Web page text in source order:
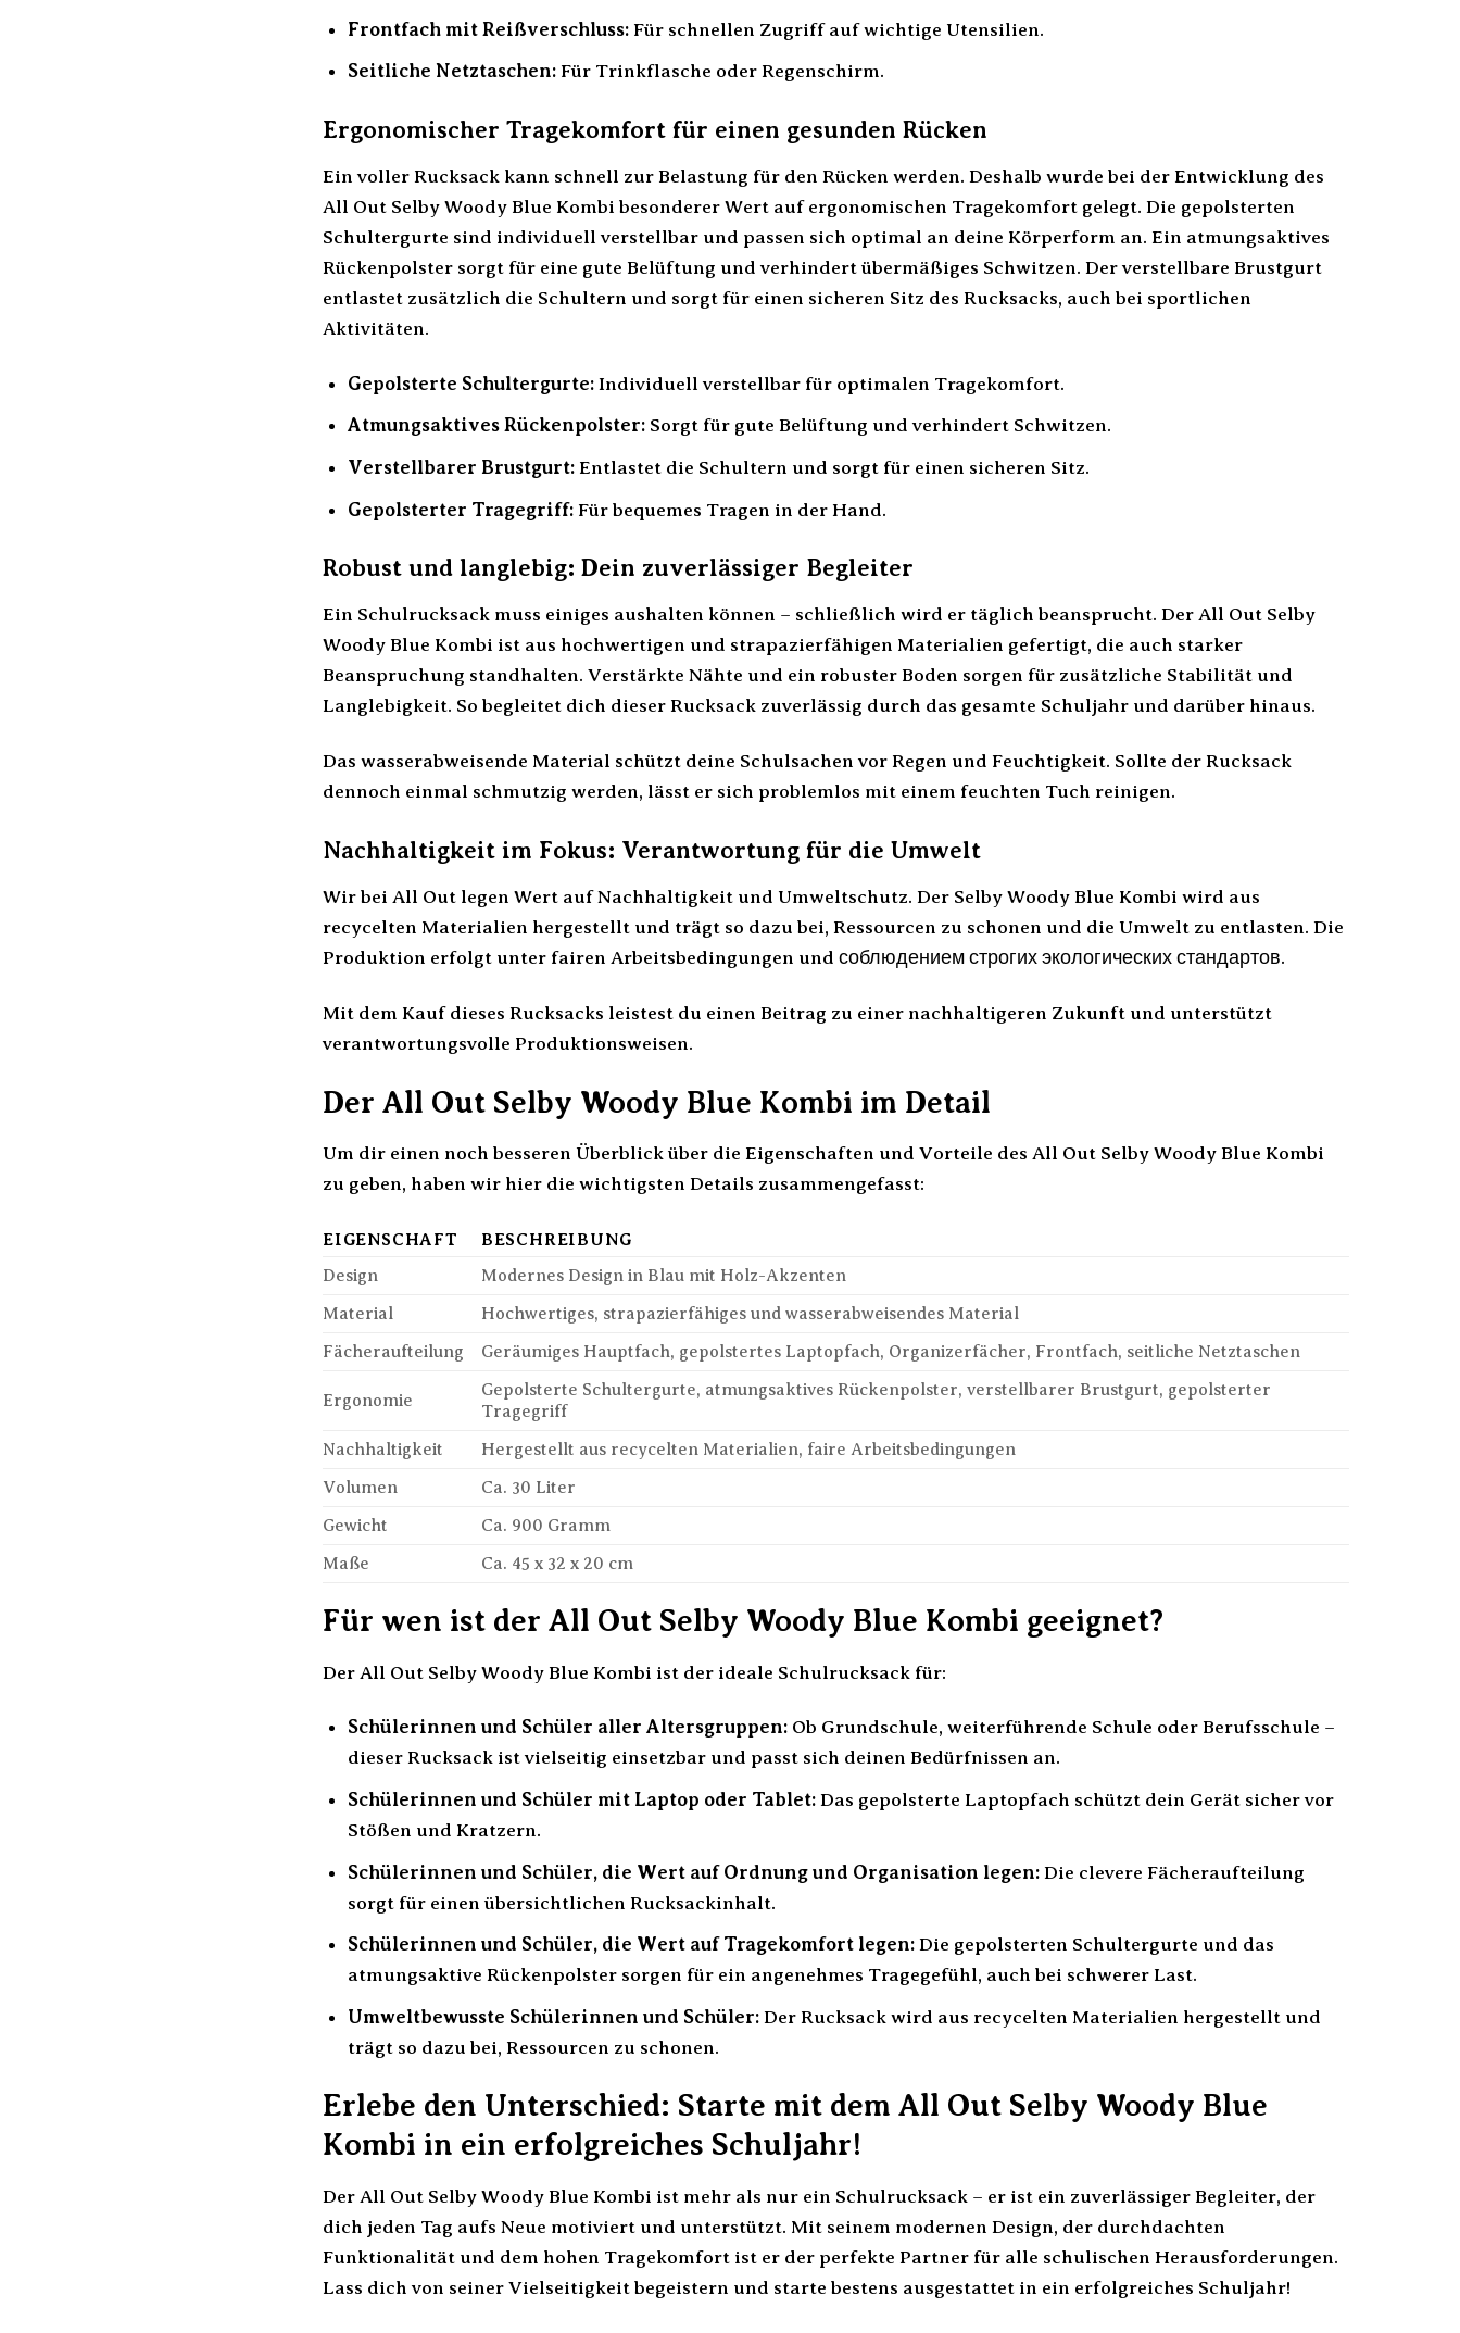
Frontfach mit Reißverschluss:Für schnellen Zugriff auf wichtige Utensilien.
Seitliche Netztaschen:Für Trinkflasche oder Regenschirm.
Ergonomischer Tragekomfort für einen gesunden Rücken
Ein voller Rucksack kann schnell zur Belastung für den Rücken werden. Deshalb wurde bei der Entwicklung des
All Out Selby Woody Blue Kombi besonderer Wert auf ergonomischen Tragekomfort gelegt. Die gepolsterten
Schultergurte sind individuell verstellbar und passen sich optimal an deine Körperform an. Ein atmungsaktives
Rückenpolster sorgt für eine gute Belüftung und verhindert übermäßiges Schwitzen. Der verstellbare Brustgurt
entlastet zusätzlich die Schultern und sorgt für einen sicheren Sitz des Rucksacks, auch bei sportlichen
Aktivitäten.
Gepolsterte Schultergurte:Individuell verstellbar für optimalen Tragekomfort.
Atmungsaktives Rückenpolster:Sorgt für gute Belüftung und verhindert Schwitzen.
Verstellbarer Brustgurt:Entlastet die Schultern und sorgt für einen sicheren Sitz.
Gepolsterter Tragegriff:Für bequemes Tragen in der Hand.
Robust und langlebig: Dein zuverlässiger Begleiter
Ein Schulrucksack muss einiges aushalten können – schließlich wird er täglich beansprucht. Der All Out Selby
Woody Blue Kombi ist aus hochwertigen und strapazierfähigen Materialien gefertigt, die auch starker
Beanspruchung standhalten. Verstärkte Nähte und ein robuster Boden sorgen für zusätzliche Stabilität und
Langlebigkeit. So begleitet dich dieser Rucksack zuverlässig durch das gesamte Schuljahr und darüber hinaus.
Das wasserabweisende Material schützt deine Schulsachen vor Regen und Feuchtigkeit. Sollte der Rucksack
dennoch einmal schmutzig werden, lässt er sich problemlos mit einem feuchten Tuch reinigen.
Nachhaltigkeit im Fokus: Verantwortung für die Umwelt
Wir bei All Out legen Wert auf Nachhaltigkeit und Umweltschutz. Der Selby Woody Blue Kombi wird aus
recycelten Materialien hergestellt und trägt so dazu bei, Ressourcen zu schonen und die Umwelt zu entlasten. Die
Produktion erfolgt unter fairen Arbeitsbedingungen und соблюдением строгих экологических стандартов.
Mit dem Kauf dieses Rucksacks leistest du einen Beitrag zu einer nachhaltigeren Zukunft und unterstützt
verantwortungsvolle Produktionsweisen.
Der All Out Selby Woody Blue Kombi im Detail
Um dir einen noch besseren Überblick über die Eigenschaften und Vorteile des All Out Selby Woody Blue Kombi
zu geben, haben wir hier die wichtigsten Details zusammengefasst:
EIGENSCHAFT
BESCHREIBUNG
Design
Modernes Design in Blau mit Holz-Akzenten
Material
Hochwertiges, strapazierfähiges und wasserabweisendes Material
Fächeraufteilung
Geräumiges Hauptfach, gepolstertes Laptopfach, Organizerfächer, Frontfach, seitliche Netztaschen
Ergonomie
Gepolsterte Schultergurte, atmungsaktives Rückenpolster, verstellbarer Brustgurt, gepolsterter
Tragegriff
Nachhaltigkeit
Hergestellt aus recycelten Materialien, faire Arbeitsbedingungen
Volumen
Ca. 30 Liter
Gewicht
Ca. 900 Gramm
Maße
Ca. 45 x 32 x 20 cm
Für wen ist der All Out Selby Woody Blue Kombi geeignet?
Der All Out Selby Woody Blue Kombi ist der ideale Schulrucksack für:
Schülerinnen und Schüler aller Altersgruppen:Ob Grundschule, weiterführende Schule oder Berufsschule –
dieser Rucksack ist vielseitig einsetzbar und passt sich deinen Bedürfnissen an.
Schülerinnen und Schüler mit Laptop oder Tablet:Das gepolsterte Laptopfach schützt dein Gerät sicher vor
Stößen und Kratzern.
Schülerinnen und Schüler, die Wert auf Ordnung und Organisation legen:Die clevere Fächeraufteilung
sorgt für einen übersichtlichen Rucksackinhalt.
Schülerinnen und Schüler, die Wert auf Tragekomfort legen:Die gepolsterten Schultergurte und das
atmungsaktive Rückenpolster sorgen für ein angenehmes Tragegefühl, auch bei schwerer Last.
Umweltbewusste Schülerinnen und Schüler:Der Rucksack wird aus recycelten Materialien hergestellt und
trägt so dazu bei, Ressourcen zu schonen.
Erlebe den Unterschied: Starte mit dem All Out Selby Woody Blue
Kombi in ein erfolgreiches Schuljahr!
Der All Out Selby Woody Blue Kombi ist mehr als nur ein Schulrucksack – er ist ein zuverlässiger Begleiter, der
dich jeden Tag aufs Neue motiviert und unterstützt. Mit seinem modernen Design, der durchdachten
Funktionalität und dem hohen Tragekomfort ist er der perfekte Partner für alle schulischen Herausforderungen.
Lass dich von seiner Vielseitigkeit begeistern und starte bestens ausgestattet in ein erfolgreiches Schuljahr!